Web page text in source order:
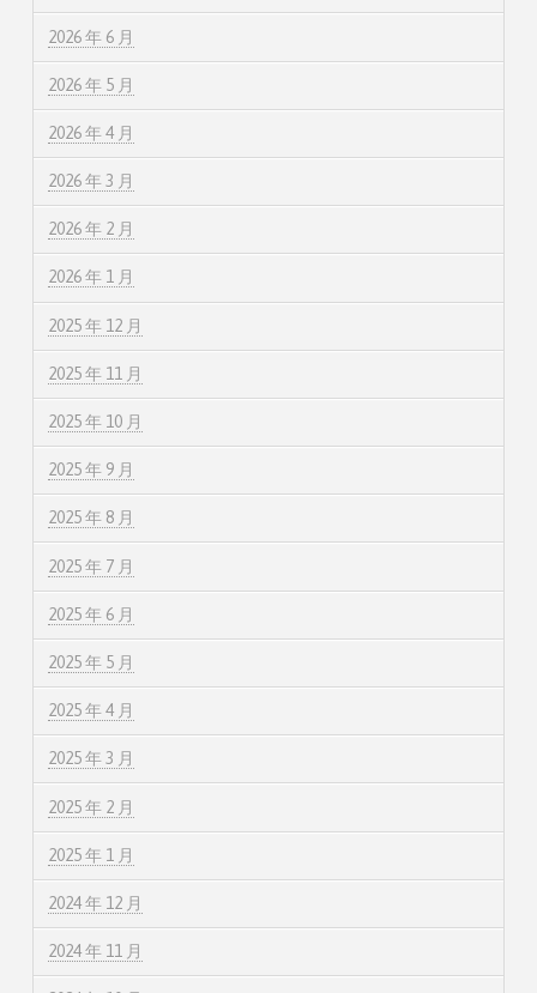
2026 年 6 月
2026 年 5 月
2026 年 4 月
2026 年 3 月
2026 年 2 月
2026 年 1 月
2025 年 12 月
2025 年 11 月
2025 年 10 月
2025 年 9 月
2025 年 8 月
2025 年 7 月
2025 年 6 月
2025 年 5 月
2025 年 4 月
2025 年 3 月
2025 年 2 月
2025 年 1 月
2024 年 12 月
2024 年 11 月